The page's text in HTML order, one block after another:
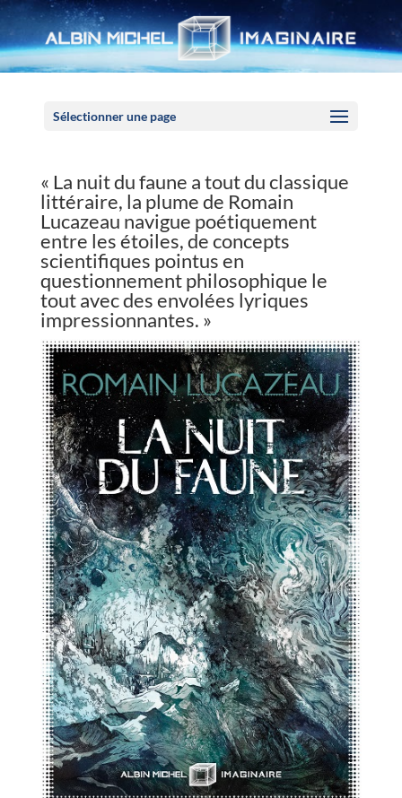
Sélectionner une page
« La nuit du faune a tout du classique
littéraire, la plume de Romain
Lucazeau navigue poétiquement
entre les étoiles, de concepts
scientifiques pointus en
questionnement philosophique le
tout avec des envolées lyriques
impressionnantes. »
Panneau de gestion des cookies